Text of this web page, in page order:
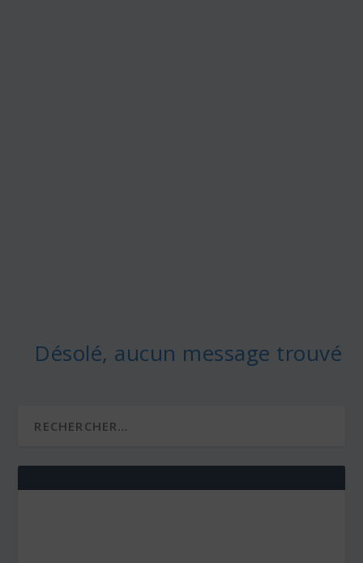
Désolé, aucun message trouvé